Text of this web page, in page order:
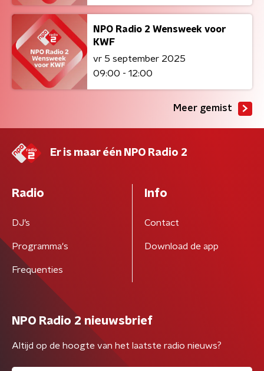
NPO Radio 2 Wensweek voor
KWF
vr 5 september 2025
09:00 - 12:00
Meer gemist
Er is maar één NPO Radio 2
Radio
DJ’s
Programma's
Frequenties
Info
Contact
Download de app
NPO Radio 2 nieuwsbrief
Altijd op de hoogte van het laatste radio nieuws?